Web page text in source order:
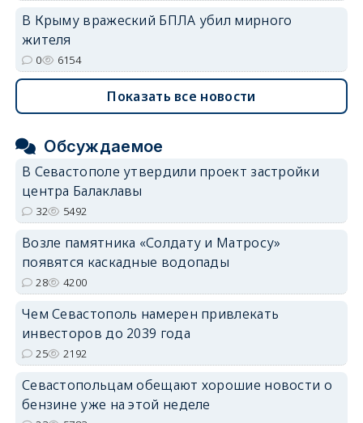
В Крыму вражеский БПЛА убил мирного
жителя
0 6154
Показать все новости
Обсуждаемое
В Севастополе утвердили проект застройки
центра Балаклавы
32 5492
Возле памятника «Солдату и Матросу»
появятся каскадные водопады
28 4200
Чем Севастополь намерен привлекать
инвесторов до 2039 года
25 2192
Севастопольцам обещают хорошие новости о
бензине уже на этой неделе